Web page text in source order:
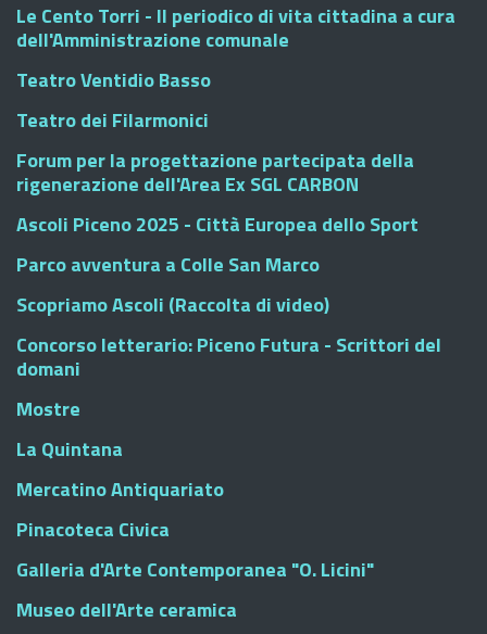
Le Cento Torri - Il periodico di vita cittadina a cura
dell'Amministrazione comunale
Teatro Ventidio Basso
Teatro dei Filarmonici
Forum per la progettazione partecipata della
rigenerazione dell'Area Ex SGL CARBON
Ascoli Piceno 2025 - Città Europea dello Sport
Parco avventura a Colle San Marco
Scopriamo Ascoli (Raccolta di video)
Concorso letterario: Piceno Futura - Scrittori del
domani
Mostre
La Quintana
Mercatino Antiquariato
Pinacoteca Civica
Galleria d'Arte Contemporanea "O. Licini"
Museo dell'Arte ceramica